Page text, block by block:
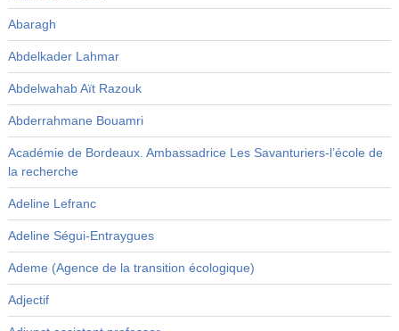
Abaragh
Abdelkader Lahmar
Abdelwahab Aït Razouk
Abderrahmane Bouamri
Académie de Bordeaux. Ambassadrice Les Savanturiers-l’école de
la recherche
Adeline Lefranc
Adeline Ségui-Entraygues
Ademe (Agence de la transition écologique)
Adjectif